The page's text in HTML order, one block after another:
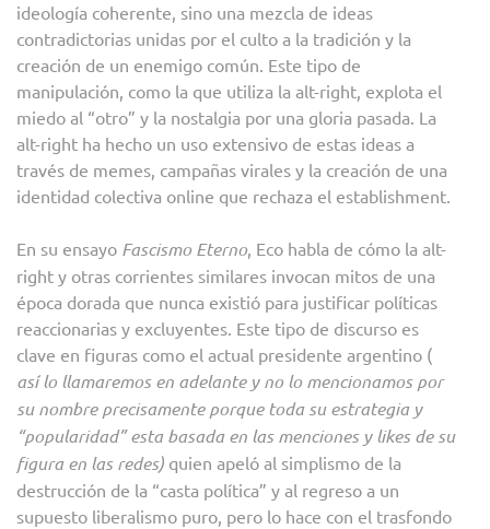
ideología coherente, sino una mezcla de ideas
contradictorias unidas por el culto a la tradición y la
creación de un enemigo común. Este tipo de
manipulación, como la que utiliza la alt-right, explota el
miedo al “otro” y la nostalgia por una gloria pasada. La
alt-right ha hecho un uso extensivo de estas ideas a
través de memes, campañas virales y la creación de una
identidad colectiva online que rechaza el establishment.
En su ensayo Fascismo Eterno, Eco habla de cómo la alt-
right y otras corrientes similares invocan mitos de una
época dorada que nunca existió para justificar políticas
reaccionarias y excluyentes. Este tipo de discurso es
clave en figuras como el actual presidente argentino (
así lo llamaremos en adelante y no lo mencionamos por
su nombre precisamente porque toda su estrategia y
“popularidad” esta basada en las menciones y likes de su
figura en las redes) quien apeló al simplismo de la
destrucción de la “casta política” y al regreso a un
supuesto liberalismo puro, pero lo hace con el trasfondo